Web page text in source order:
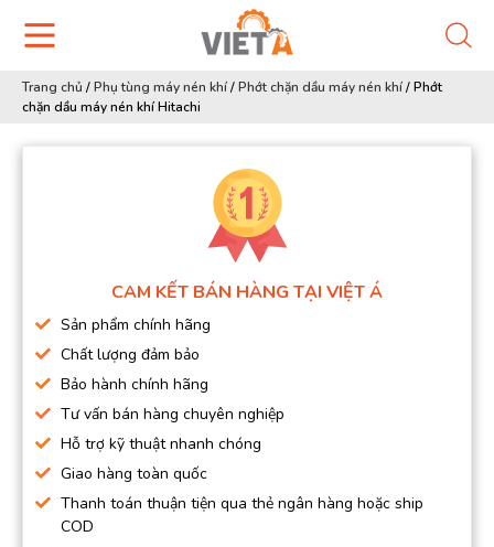
Trang chủ /Phụ tùng máy nén khí/Phớt chặn dầu máy nén khí/Phớt
chặn dầu máy nén khí Hitachi
CAM KẾT BÁN HÀNG TẠI VIỆT Á
Sản phẩm chính hãng
Chất lượng đảm bảo
Bảo hành chính hãng
Tư vấn bán hàng chuyên nghiệp
Hỗ trợ kỹ thuật nhanh chóng
Giao hàng toàn quốc
Thanh toán thuận tiện qua thẻ ngân hàng hoặc ship
COD